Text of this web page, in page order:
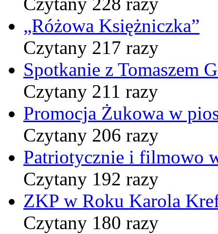
„Różowa Księżniczka”
Czytany 217 razy
Spotkanie z Tomaszem
Czytany 211 razy
Promocja Żukowa w
Czytany 206 razy
Patriotycznie i filmowo
Czytany 192 razy
ZKP w Roku Karola
Czytany 180 razy